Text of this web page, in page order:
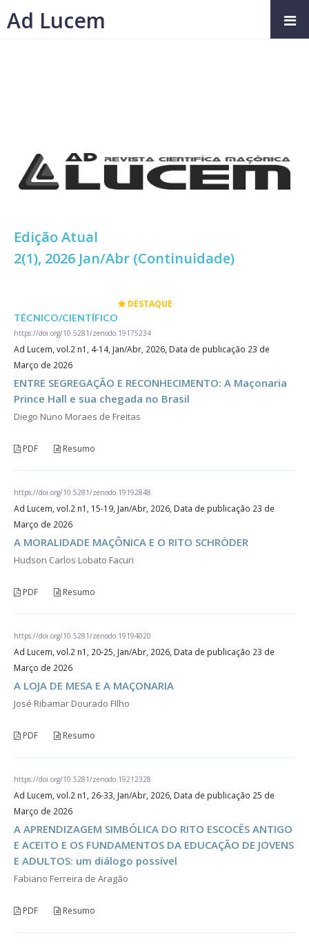
Edição Atual
2(1), 2026 Jan/Abr (Continuidade)
TÉCNICO/CIENTÍFICO
DESTAQUE
https://doi.org/10.5281/zenodo.19175234
Ad Lucem, vol.2 n1, 4-14, Jan/Abr, 2026, Data de publicação 23 de
Março de 2026
ENTRE SEGREGAÇÃO E RECONHECIMENTO: A Maçonaria
Prince Hall e sua chegada no Brasil
Diego Nuno Moraes de Freitas
PDF Resumo
https://doi.org/10.5281/zenodo.19192848
Ad Lucem, vol.2 n1, 15-19, Jan/Abr, 2026, Data de publicação 23 de
Março de 2026
A MORALIDADE MAÇÔNICA E O RITO SCHRÖDER
Hudson Carlos Lobato Facuri
PDF Resumo
https://doi.org/10.5281/zenodo.19194020
Ad Lucem, vol.2 n1, 20-25, Jan/Abr, 2026, Data de publicação 23 de
Março de 2026
A LOJA DE MESA E A MAÇONARIA
José Ribamar Dourado FIlho
PDF Resumo
https://doi.org/10.5281/zenodo.19212328
Ad Lucem, vol.2 n1, 26-33, Jan/Abr, 2026, Data de publicação 25 de
Março de 2026
A APRENDIZAGEM SIMBÓLICA DO RITO ESCOCÊS ANTIGO
E ACEITO E OS FUNDAMENTOS DA EDUCAÇÃO DE JOVENS
E ADULTOS: um diálogo possível
Fabiano Ferreira de Aragão
PDF Resumo
Ad Lucem